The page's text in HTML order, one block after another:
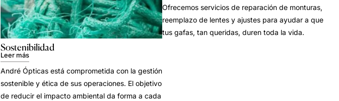
Sostenibilidad
Leer más
André Ópticas está comprometida con la gestión
sostenible y ética de sus operaciones. El objetivo
de reducir el impacto ambiental da forma a cada
Ofrecemos servicios de reparación de monturas,
reemplazo de lentes y ajustes para ayudar a que
tus gafas, tan queridas, duren toda la vida.